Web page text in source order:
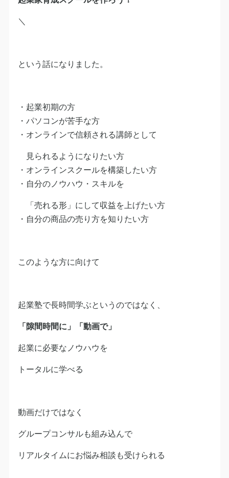
＼
という話になりました。
・起業初期の方
・パソコンが苦手な方
・オンラインで信頼される講師として
見られるようになりたい方
・オンラインスクールを構築したい方
・自分のノウハウ・スキルを
「売れる形」にして収益を上げたい方
・自分の商品の売り方を知りたい方
このような方に向けて
起業塾で長時間学ぶというのではなく、
「隙間時間に」「動画で」
起業に必要なノウハウを
トータルに学べる
動画だけではなく
グループコンサルも組み込んで
リアルタイムにお悩み相談も受けられる